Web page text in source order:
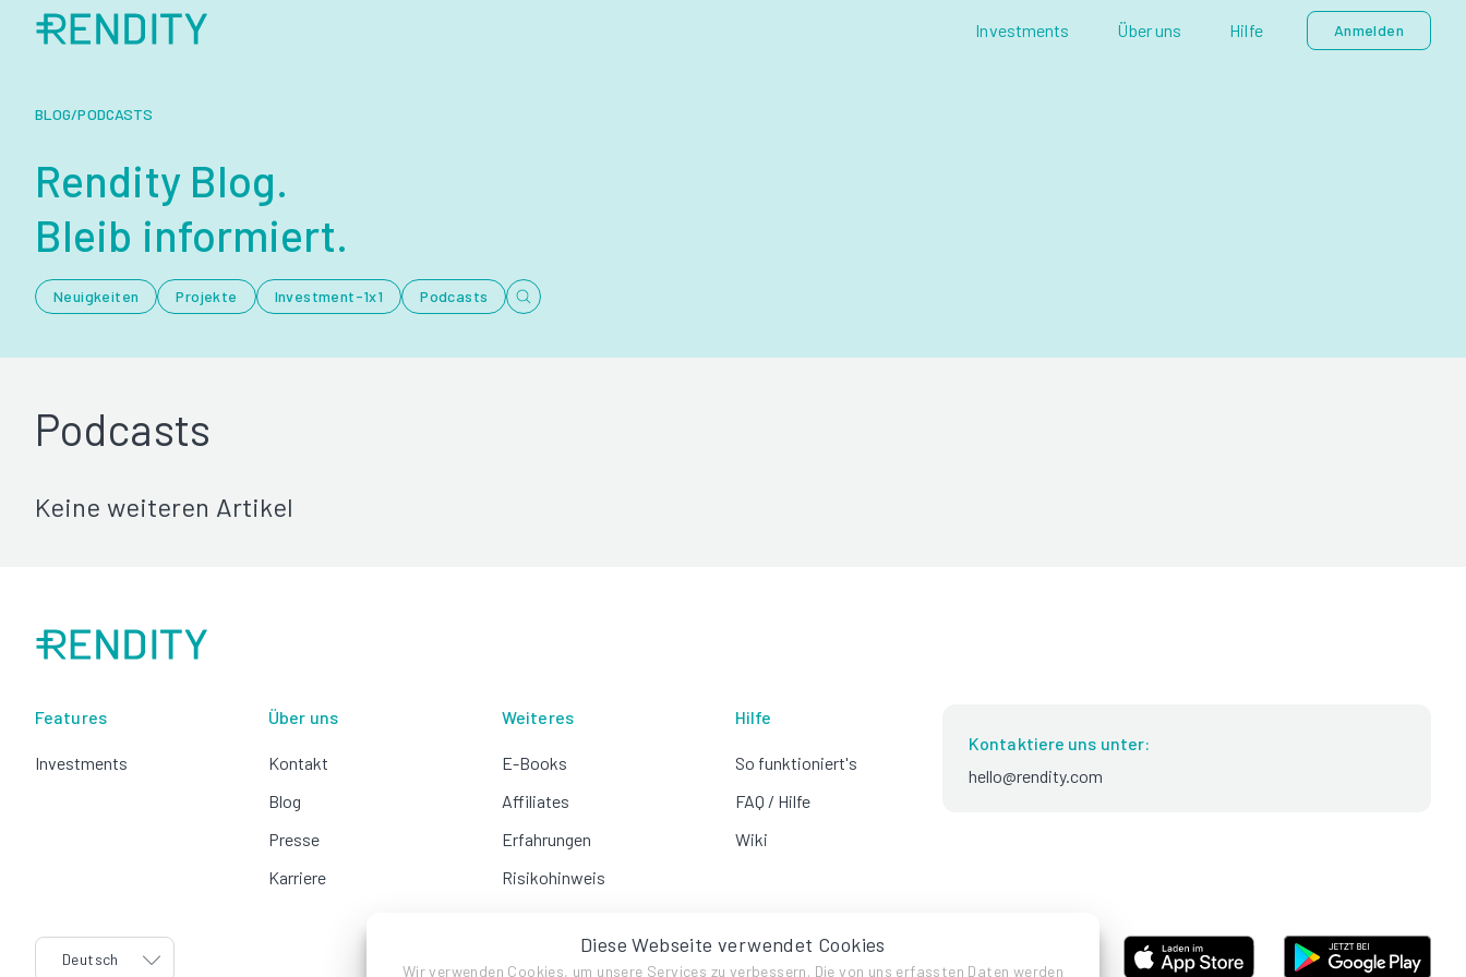
Investments Über uns Hilfe Anmelden
Diese Webseite verwendet Cookies
Wir verwenden Cookies, um unsere Services zu verbessern. Die von uns erfassten Daten werden
BLOG/PODCASTS
Rendity Blog.
Bleib informiert.
Neuigkeiten Projekte Investment-1x1 Podcasts
Podcasts
Keine weiteren Artikel
Features
Investments
Über uns
Kontakt
Blog
Presse
Karriere
Weiteres
E-Books
Affiliates
Erfahrungen
Risikohinweis
Hilfe
So funktioniert's
FAQ / Hilfe
Wiki
Kontaktiere uns unter:
hello@rendity.com
language
Deutsch